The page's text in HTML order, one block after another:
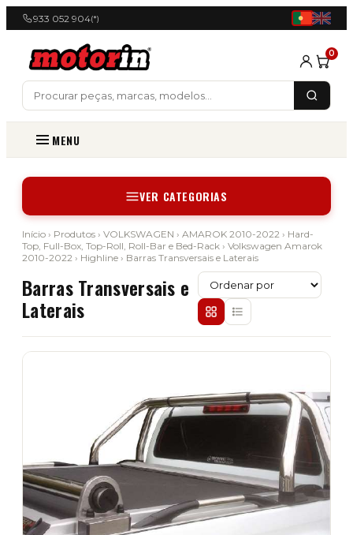
933 052 904(*)
0
MENU
VER CATEGORIAS
Início › Produtos › VOLKSWAGEN › AMAROK 2010-2022 › Hard-
Top, Full-Box, Top-Roll, Roll-Bar e Bed-Rack › Volkswagen Amarok
2010-2022 › Highline › Barras Transversais e Laterais
Barras Transversais e
Laterais